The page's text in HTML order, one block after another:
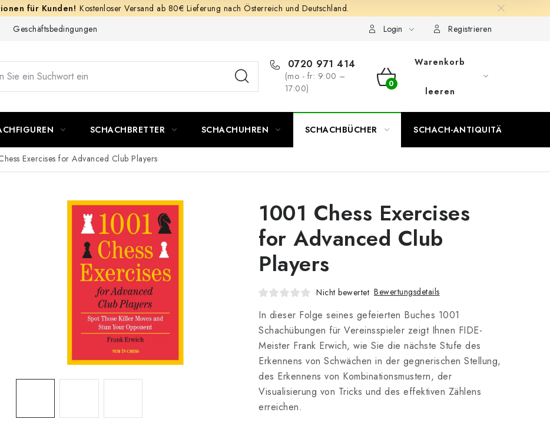
Kostenloser Versand ab 80€ Lieferung nach Österreich und Deutschland.
Geschäftsbedingungen Login Registrieren
0720 971 414
(mo - fr: 9:00 –
17:00)
WARENKORB
Warenkorb
leeren
SCHACHBRETTER SCHACHUHREN SCHACHBÜCHER SCHACH-ANTIQUITÄTENLADEN
Exercises for Advanced Club Players
1001 Chess Exercises
for Advanced Club
Players
Nicht bewertet Bewertungsdetails
In dieser Folge seines gefeierten Buches 1001
Schachübungen für Vereinsspieler zeigt Ihnen FIDE-
Meister Frank Erwich, wie Sie die nächste Stufe des
Erkennens von Schwächen in der gegnerischen Stellung,
des Erkennens von Kombinationsmustern, der
Visualisierung von Tricks und des effektiven Zählens
erreichen.